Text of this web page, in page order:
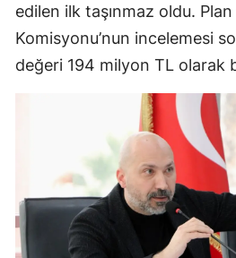
edilen ilk taşınmaz oldu.
Komisyonu’nun incelemesi
değeri 194 milyon TL olarak